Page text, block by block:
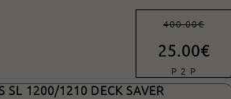
400.00€
25.00€
P 2 P
SL 1200/1210 DECK SAVER